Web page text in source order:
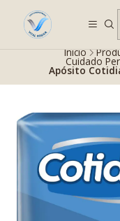
Despacho gratis en
Inicio
Cuidado
Apósito